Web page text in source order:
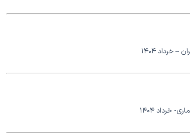
خرداد ۱۴۰۴
خرداد ۱۴۰۴